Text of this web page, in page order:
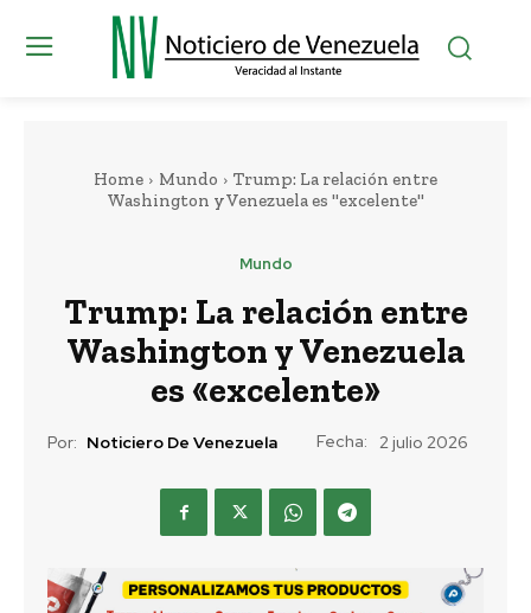
Home Mundo
Trump: La relación entre
Washington y Venezuela es "excelente"
Mundo
Trump: La relación entre
Washington y Venezuela
es «excelente»
Por: Noticiero De Venezuela Fecha: 2 julio 2026